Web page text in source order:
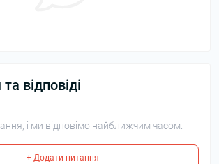
відповіді
і ми відповімо найближчим часом.
+ Додати питання